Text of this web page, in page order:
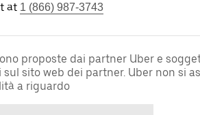
at 1 (866) 987-3743
proposte dai partner Uber e
sito web dei partner. Uber non si
a riguardo